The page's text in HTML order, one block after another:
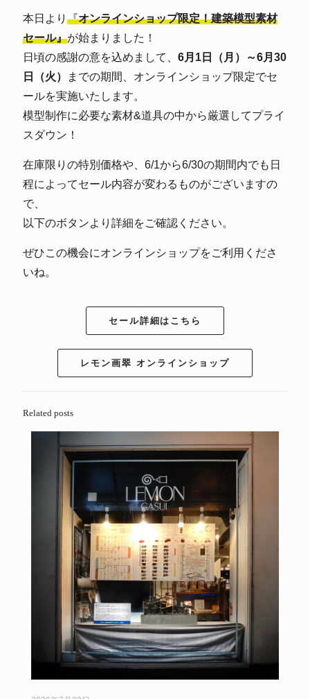
本日より 『オンラインショップ限定！建築模型素材
セール』が始まりました！
日頃の感謝の意を込めまして、 6月1日（月）～6月30
日（火）
までの期間、オンラインショップ限定でセ
ールを実施いたします。
模型制作に必要な素材&道具の中から厳選してプライ
スダウン！
在庫限りの特別価格や、6/1から6/30の期間内でも日
程によってセール内容が変わるものがございますの
で、
以下のボタンより詳細をご確認ください。
ぜひこの機会にオンラインショップをご利用くださ
いね。
セール詳細はこちら
レモン画翠 オンラインショップ
Related posts